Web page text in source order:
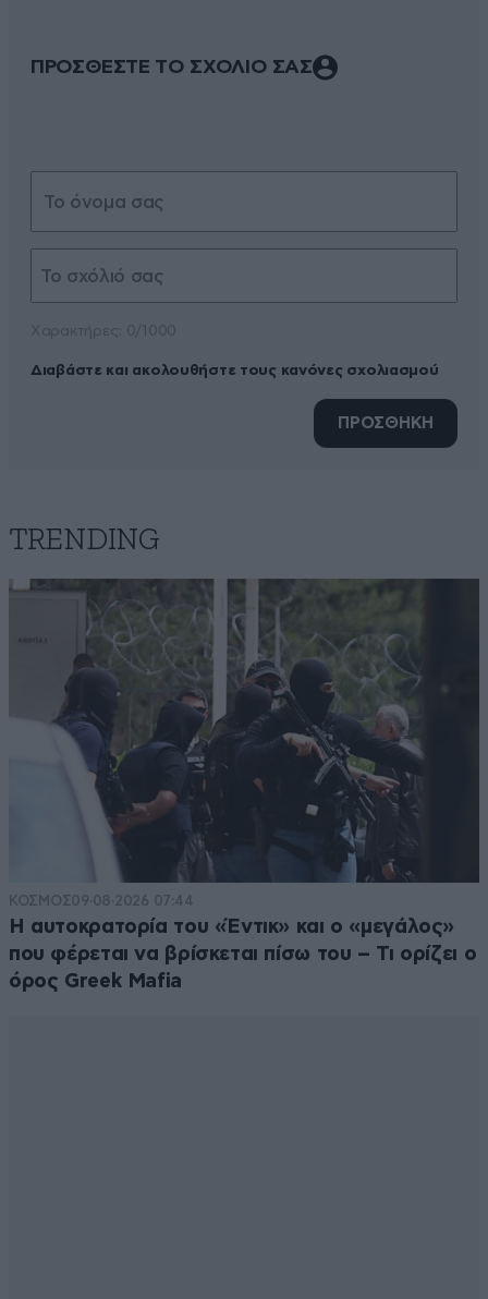
ΠΡΟΣΘΕΣΤΕ ΤΟ ΣΧΟΛΙΟ ΣΑΣ
Διαβάστε και ακολουθήστε τους κανόνες σχολιασμού
ΠΡΟΣΘΗΚΗ
TRENDING
ΚΟΣΜΟΣ09·08·2026 07:44
Η αυτοκρατορία του «Έντικ» και ο «μεγάλος»
που φέρεται να βρίσκεται πίσω του – Τι ορίζει ο
όρος Greek Mafia